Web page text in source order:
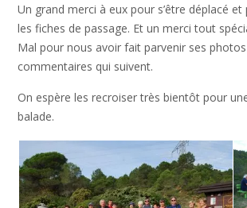
Un grand merci à eux pour s’être déplacé
les fiches de passage. Et un merci tout
Mal pour nous avoir fait parvenir ses
commentaires qui suivent.
On espère les recroiser très bientôt pour
balade.